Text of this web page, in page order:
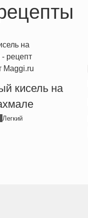
кисель на
Легкий